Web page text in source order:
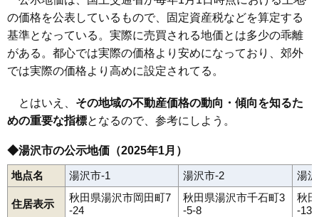
の価格を公表しているもので、固定資産税などを算定する
基準となっている。実際に売買される地価とは多少の乖離
がある。都心では実際の価格より安めになっており、郊外
では実際の価格より高めに設定されてる。
とはいえ、 その地域の不動産価格の動向・傾向を知るた
めの重要な指標となるので、参考にしよう。
◆湯沢市の公示地価（2025年1月）
地点名 湯沢市-1 湯沢市-2 湯
住居表示
秋田県湯沢市岡田町7
-24
秋田県湯沢市千石町3
-5-8
秋
-13
川連町北荒町 倉内桑崎駒形町 材木町桜通り佐竹町清水町
下院内杉沢 杉沢新所関口千石町 大工町高松田町成沢二井田
西新町
深堀 吹張 古館町前森松岡 三梨町皆瀬南台 元清水
森
柳田柳町 山田湯ノ原横堀若葉町（大字なし）岡田町
院内駅横堀駅上湯沢駅湯沢駅 下湯沢駅